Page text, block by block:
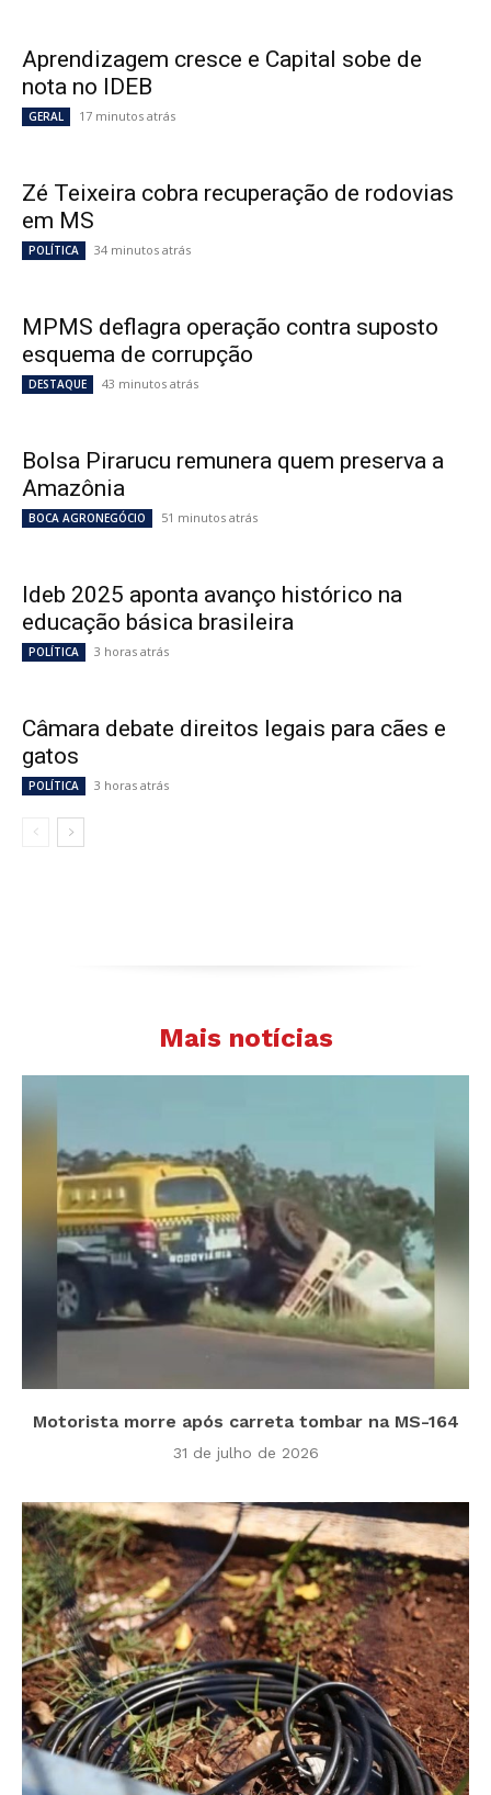
Aprendizagem cresce e Capital sobe de
nota no IDEB
GERAL 17 minutos atrás
Zé Teixeira cobra recuperação de rodovias
em MS
POLÍTICA 34 minutos atrás
MPMS deflagra operação contra suposto
esquema de corrupção
DESTAQUE 43 minutos atrás
Bolsa Pirarucu remunera quem preserva a
Amazônia
BOCA AGRONEGÓCIO 51 minutos atrás
Ideb 2025 aponta avanço histórico na
educação básica brasileira
POLÍTICA 3 horas atrás
Câmara debate direitos legais para cães e
gatos
POLÍTICA 3 horas atrás
Mais notícias
Motorista morre após carreta tombar na MS-164
31 de julho de 2026